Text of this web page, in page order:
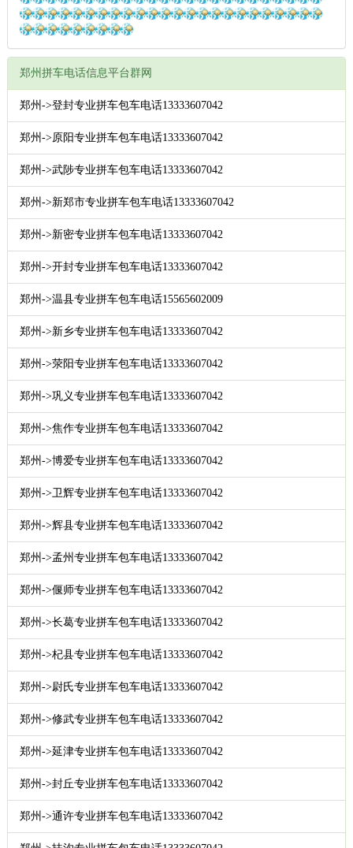
郑州拼车电话信息平台群网
郑州->登封专业拼车包车电话13333607042
郑州->原阳专业拼车包车电话13333607042
郑州->武陟专业拼车包车电话13333607042
郑州->新郑市专业拼车包车电话13333607042
郑州->新密专业拼车包车电话13333607042
郑州->开封专业拼车包车电话13333607042
郑州->温县专业拼车包车电话15565602009
郑州->新乡专业拼车包车电话13333607042
郑州->荥阳专业拼车包车电话13333607042
郑州->巩义专业拼车包车电话13333607042
郑州->焦作专业拼车包车电话13333607042
郑州->博爱专业拼车包车电话13333607042
郑州->卫辉专业拼车包车电话13333607042
郑州->辉县专业拼车包车电话13333607042
郑州->孟州专业拼车包车电话13333607042
郑州->偃师专业拼车包车电话13333607042
郑州->长葛专业拼车包车电话13333607042
郑州->杞县专业拼车包车电话13333607042
郑州->尉氏专业拼车包车电话13333607042
郑州->修武专业拼车包车电话13333607042
郑州->延津专业拼车包车电话13333607042
郑州->封丘专业拼车包车电话13333607042
郑州->通许专业拼车包车电话13333607042